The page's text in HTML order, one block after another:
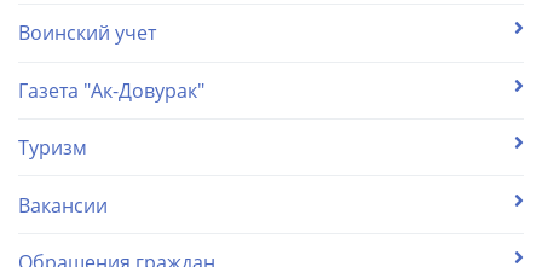
Воинский учет
Газета "Ак-Довурак"
Туризм
Вакансии